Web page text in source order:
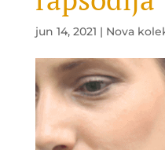
jun 14, 2021 | Nova